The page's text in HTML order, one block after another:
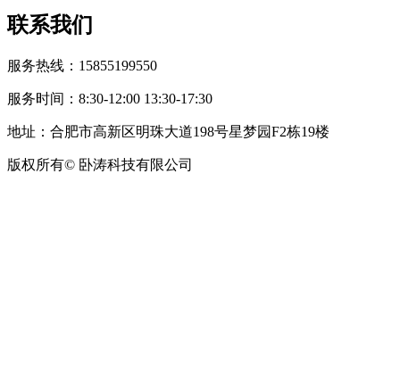
联系我们
服务热线：15855199550
服务时间：8:30-12:00 13:30-17:30
地址：合肥市高新区明珠大道198号星梦园F2栋19楼
版权所有© 卧涛科技有限公司